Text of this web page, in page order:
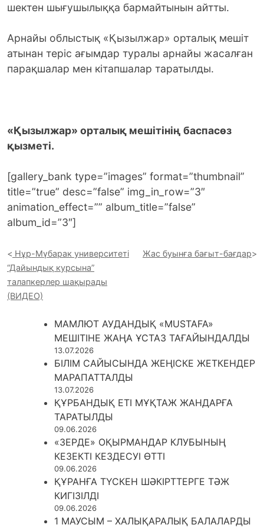
шектен шығушылыққа бармайтынын айтты.
Арнайы облыстық «Қызылжар» орталық мешіт
атынан теріс ағымдар туралы арнайы жасалған
парақшалар мен кітапшалар таратылды.
«Қызылжар» орталық мешітінің баспасөз
қызметі.
[gallery_bank type=”images” format=”thumbnail”
title=”true” desc=”false” img_in_row=”3″
animation_effect=”” album_title=”false”
album_id=”3″]
Нұр-Мүбарак университеті
“Дайындық курсына”
талапкерлер шақырады
(ВИДЕО)
Жас буынға бағыт-бағдар
МАМЛЮТ АУДАНДЫҚ «MUSTAFA»
МЕШІТІНЕ ЖАҢА ҰСТАЗ ТАҒАЙЫНДАЛДЫ
13.07.2026
БІЛІМ САЙЫСЫНДА ЖЕҢІСКЕ ЖЕТКЕНДЕР
МАРАПАТТАЛДЫ
13.07.2026
ҚҰРБАНДЫҚ ЕТІ МҰҚТАЖ ЖАНДАРҒА
ТАРАТЫЛДЫ
09.06.2026
«ЗЕРДЕ» ОҚЫРМАНДАР КЛУБЫНЫҢ
КЕЗЕКТІ КЕЗДЕСУІ ӨТТІ
09.06.2026
ҚҰРАНҒА ТҮСКЕН ШӘКІРТТЕРГЕ ТӘЖ
КИГІЗІЛДІ
09.06.2026
1 МАУСЫМ – ХАЛЫҚАРАЛЫҚ БАЛАЛАРДЫ